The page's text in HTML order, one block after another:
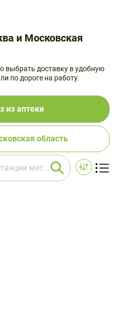
и Московская
выбрать доставку в удобную
по дороге на работу.
из аптеки
область